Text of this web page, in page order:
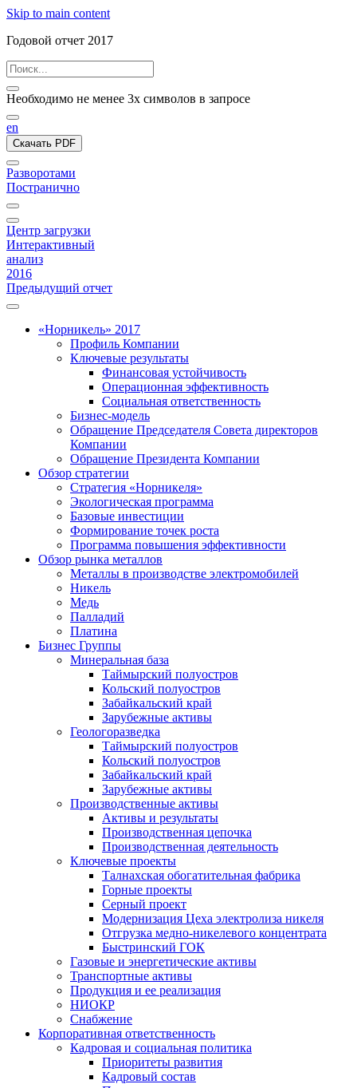
Skip to main content
Годовой отчет 2017
Необходимо не менее 3х символов в запросе
en
Скачать PDF
Разворотами
Постранично
Центр загрузки
Интерактивный
анализ
2016
Предыдущий отчет
«Норникель» 2017
Профиль Компании
Ключевые результаты
Финансовая устойчивость
Операционная эффективность
Социальная ответственность
Бизнес-модель
Обращение Председателя Совета директоров
Компании
Обращение Президента Компании
Обзор стратегии
Стратегия «Норникеля»
Экологическая программа
Базовые инвестиции
Формирование точек роста
Программа повышения эффективности
Обзор рынка металлов
Металлы в производстве электромобилей
Никель
Медь
Палладий
Платина
Бизнес Группы
Минеральная база
Таймырский полуостров
Кольский полуостров
Забайкальский край
Зарубежные активы
Геологоразведка
Таймырский полуостров
Кольский полуостров
Забайкальский край
Зарубежные активы
Производственные активы
Активы и результаты
Производственная цепочка
Производственная деятельность
Ключевые проекты
Талнахская обогатительная фабрика
Горные проекты
Серный проект
Модернизация Цеха электролиза никеля
Отгрузка медно-никелевого концентрата
Быстринский ГОК
Газовые и энергетические активы
Транспортные активы
Продукция и ее реализация
НИОКР
Снабжение
Корпоративная ответственность
Кадровая и социальная политика
Приоритеты развития
Кадровый состав